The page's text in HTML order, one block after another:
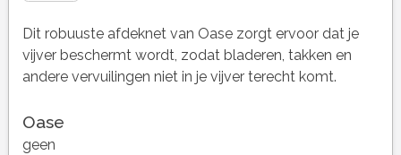
Dit robuuste afdeknet van Oase zorgt ervoor dat je
vijver beschermt wordt, zodat bladeren, takken en
andere vervuilingen niet in je vijver terecht komt.
Oase
geen